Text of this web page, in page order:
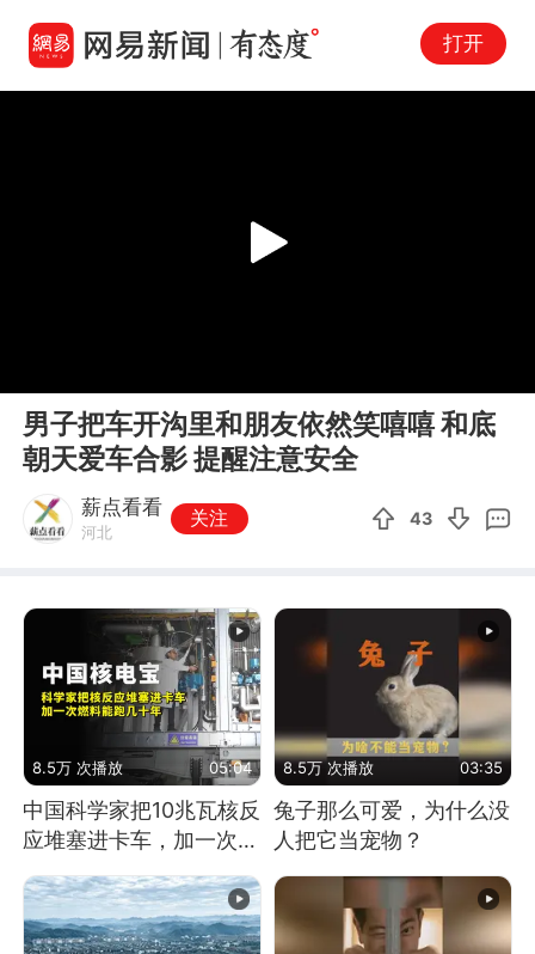
打开
Play
男子把车开沟里和朋友依然笑嘻嘻 和底
朝天爱车合影 提醒注意安全
薪点看看
河北
关注 43
8.5万 次播放 05:04
中国科学家把10兆瓦核反
应堆塞进卡车，加一次燃
料能跑几十年
8.5万 次播放 03:35
兔子那么可爱，为什么没
人把它当宠物？